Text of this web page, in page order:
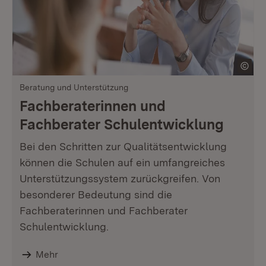
Beratung und Unterstützung
Fachberaterinnen und
Fachberater Schulentwicklung
Bei den Schritten zur Qualitätsentwicklung
können die Schulen auf ein umfangreiches
Unterstützungssystem zurückgreifen. Von
besonderer Bedeutung sind die
Fachberaterinnen und Fachberater
Schulentwicklung.
Mehr